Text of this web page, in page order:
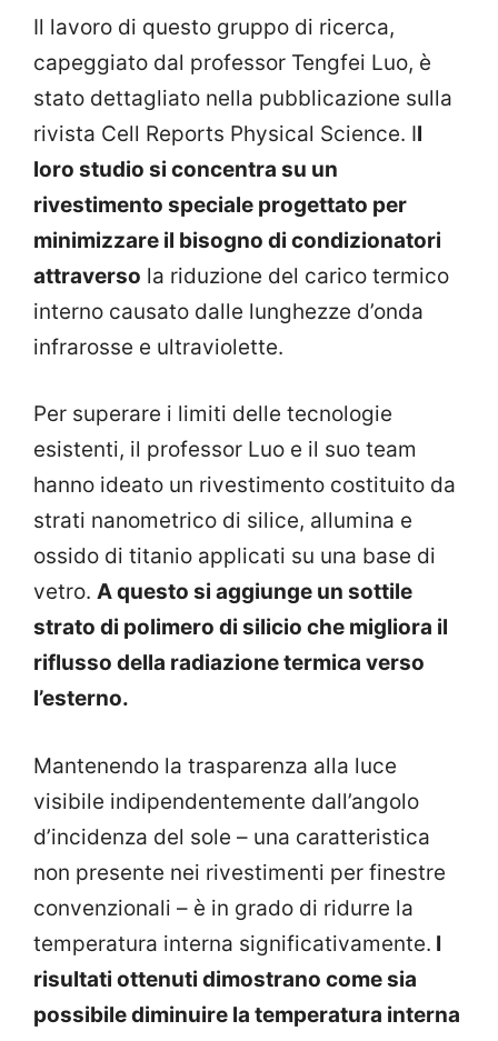
Il lavoro di questo gruppo di ricerca,
capeggiato dal professor Tengfei Luo, è
stato dettagliato nella pubblicazione sulla
rivista Cell Reports Physical Science. Il
loro studio si concentra su un
rivestimento speciale progettato per
minimizzare il bisogno di condizionatori
attraverso la riduzione del carico termico
interno causato dalle lunghezze d’onda
infrarosse e ultraviolette.
Per superare i limiti delle tecnologie
esistenti, il professor Luo e il suo team
hanno ideato un rivestimento costituito da
strati nanometrico di silice, allumina e
ossido di titanio applicati su una base di
vetro. A questo si aggiunge un sottile
strato di polimero di silicio che migliora il
riflusso della radiazione termica verso
l’esterno.
Mantenendo la trasparenza alla luce
visibile indipendentemente dall’angolo
d’incidenza del sole – una caratteristica
non presente nei rivestimenti per finestre
convenzionali – è in grado di ridurre la
temperatura interna significativamente. I
risultati ottenuti dimostrano come sia
possibile diminuire la temperatura interna